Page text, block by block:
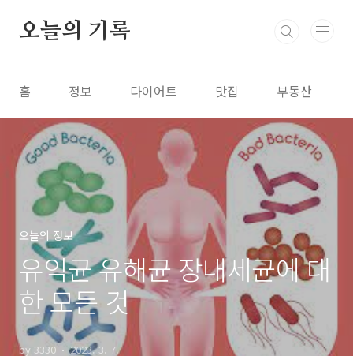
오늘의 기록
홈 정보 다이어트 맛집 부동산
오늘의 정보
유익균 유해균 장내세균에 대
한 모든 것
by 3330 2023. 3. 7.